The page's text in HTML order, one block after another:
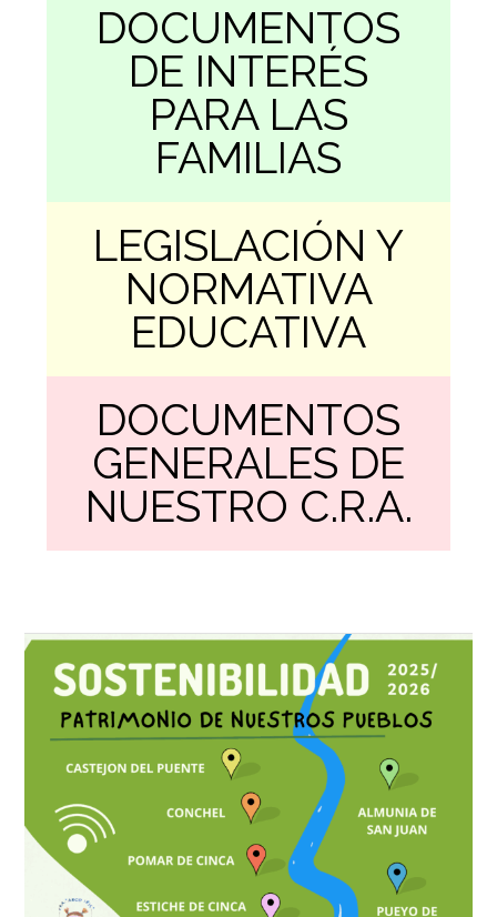
DOCUMENTOS
DE INTERÉS
PARA LAS
FAMILIAS
LEGISLACIÓN Y
NORMATIVA
EDUCATIVA
DOCUMENTOS
GENERALES DE
NUESTRO C.R.A.